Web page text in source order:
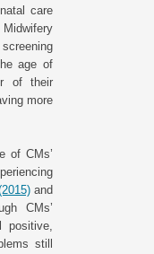
care
age of
of their
more
of CMs’
and
CMs’
positive,
still